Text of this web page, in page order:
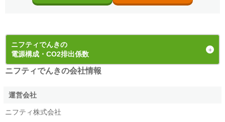
ニフティでんきの
電源構成・CO2排出係数
ニフティでんきの会社情報
運営会社
ニフティ株式会社